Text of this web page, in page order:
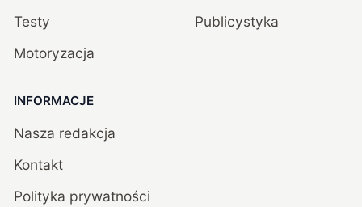
Testy
Motoryzacja
Publicystyka
INFORMACJE
Nasza redakcja
Kontakt
Polityka prywatności